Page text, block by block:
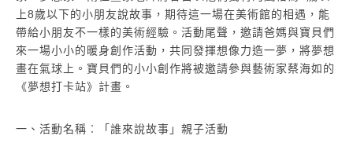
上8歲以下的小朋友說故事，期待這一場在美術館的相遇，能
帶給小朋友不一樣的美術經驗。活動尾聲，邀請爸媽與寶貝們
來一場小小的暖身創作活動，共同發揮想像力造一夢，將夢想
畫在氣球上。寶貝們的小小創作將被邀請參與藝術家蔡海如的
《夢想打卡站》計畫。
一、活動名稱︰「誰來說故事」親子活動